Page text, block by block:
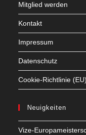
Mitglied werden
Kontakt
Impressum
Datenschutz
Cookie-Richtlinie (EU)
Neuigkeiten
Vize-